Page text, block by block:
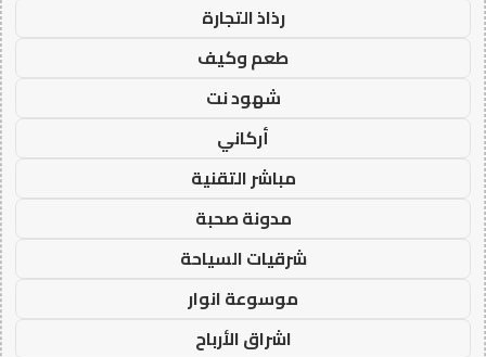
رذاذ التجارة
طعم وكيف
شهود نت
أركاني
مباشر التقنية
مدونة صحبة
شرقيات السياحة
موسوعة انوار
اشراق الأرباح